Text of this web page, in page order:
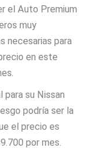
el Auto Premium
muy
necesarias para
en este
su Nissan
podría ser la
el precio es
por mes.